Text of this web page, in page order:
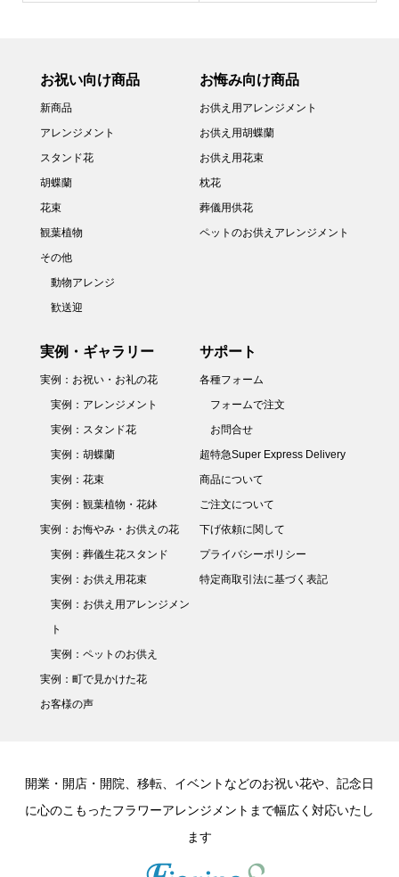
お祝い向け商品
新商品
アレンジメント
スタンド花
胡蝶蘭
花束
観葉植物
その他
動物アレンジ
歓送迎
お悔み向け商品
お供え用アレンジメント
お供え用胡蝶蘭
お供え用花束
枕花
葬儀用供花
ペットのお供えアレンジメント
実例・ギャラリー
実例：お祝い・お礼の花
実例：アレンジメント
実例：スタンド花
実例：胡蝶蘭
実例：花束
実例：観葉植物・花鉢
実例：お悔やみ・お供えの花
実例：葬儀生花スタンド
実例：お供え用花束
実例：お供え用アレンジメン
ト
実例：ペットのお供え
実例：町で見かけた花
お客様の声
サポート
各種フォーム
フォームで注文
お問合せ
超特急Super Express Delivery
商品について
ご注文について
下げ依頼に関して
プライバシーポリシー
特定商取引法に基づく表記
開業・開店・開院、移転、イベントなどのお祝い花や、記念日
に心のこもったフラワーアレンジメントまで幅広く対応いたし
ます